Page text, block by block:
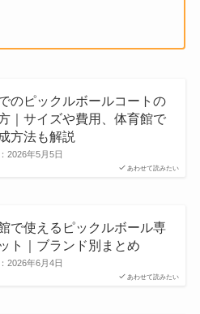
あわせて読みたい
のピックルボールコートの
｜サイズや費用、体育館で
方法も解説
2026年5月5日
あわせて読みたい
で使えるピックルボール専
ト｜ブランド別まとめ
2026年6月4日